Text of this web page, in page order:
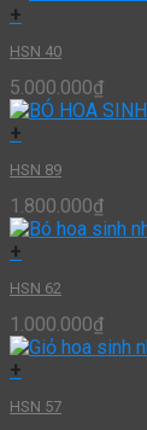
+
HSN 40
5.000.000₫
+
HSN 89
1.800.000₫
+
HSN 62
1.000.000₫
+
HSN 57